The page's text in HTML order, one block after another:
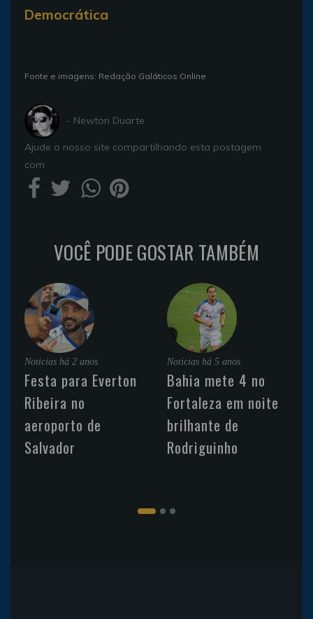
Democrática
Fonte e imagens: Redação Galáticos Online
- Newton Duarte
Ajude o nosso site compartilhando esta postagem
com
VOCÊ PODE GOSTAR TAMBÉM
Noticias há 2 anos
Festa para Everton
Ribeira no
aeroporto de
Salvador
Noticias há 5 anos
Bahia mete 4 no
Fortaleza em noite
brilhante de
Rodriguinho